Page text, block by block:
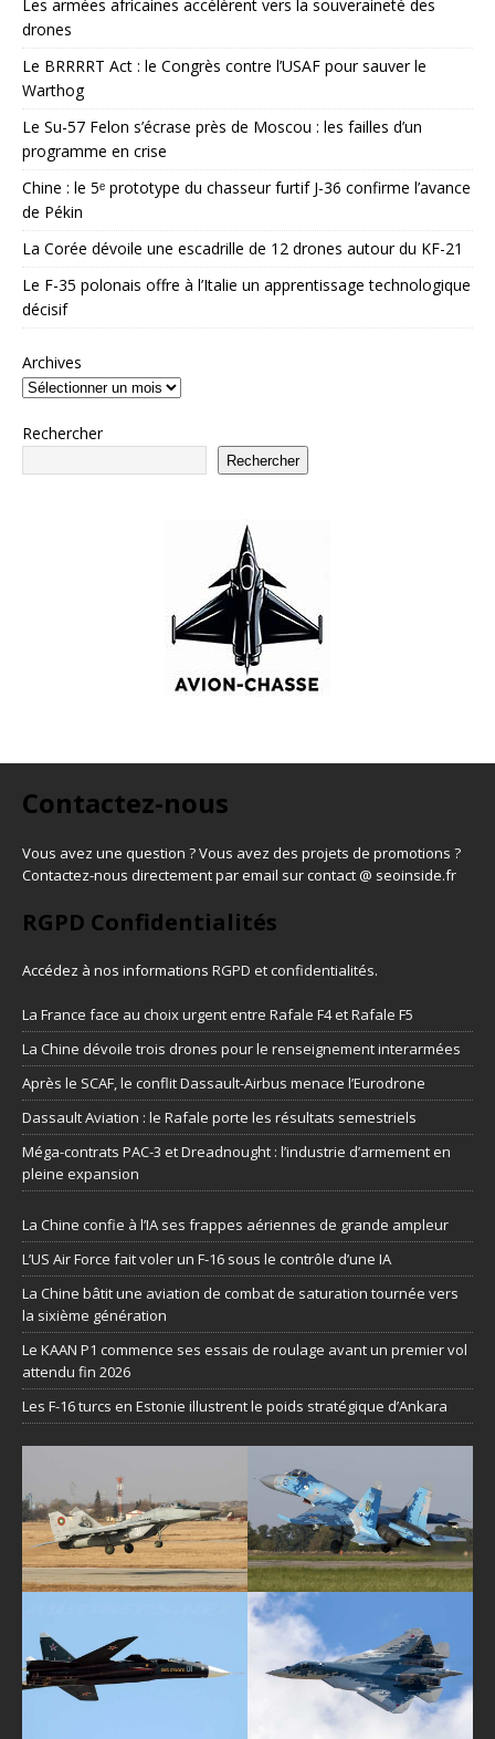
Les armées africaines accélèrent vers la souveraineté des
drones
Le BRRRRT Act : le Congrès contre l’USAF pour sauver le
Warthog
Le Su-57 Felon s’écrase près de Moscou : les failles d’un
programme en crise
Chine : le 5ᵉ prototype du chasseur furtif J-36 confirme l’avance
de Pékin
La Corée dévoile une escadrille de 12 drones autour du KF-21
Le F-35 polonais offre à l’Italie un apprentissage technologique
décisif
Archives
Rechercher
Rechercher
Contactez-nous
Vous avez une question ? Vous avez des projets de promotions ?
Contactez-nous directement par email sur contact @ seoinside.fr
RGPD Confidentialités
Accédez à nos informations RGPD et confidentialités.
La France face au choix urgent entre Rafale F4 et Rafale F5
La Chine dévoile trois drones pour le renseignement interarmées
Après le SCAF, le conflit Dassault-Airbus menace l’Eurodrone
Dassault Aviation : le Rafale porte les résultats semestriels
Méga-contrats PAC-3 et Dreadnought : l’industrie d’armement en
pleine expansion
La Chine confie à l’IA ses frappes aériennes de grande ampleur
L’US Air Force fait voler un F-16 sous le contrôle d’une IA
La Chine bâtit une aviation de combat de saturation tournée vers
la sixième génération
Le KAAN P1 commence ses essais de roulage avant un premier vol
attendu fin 2026
Les F-16 turcs en Estonie illustrent le poids stratégique d’Ankara